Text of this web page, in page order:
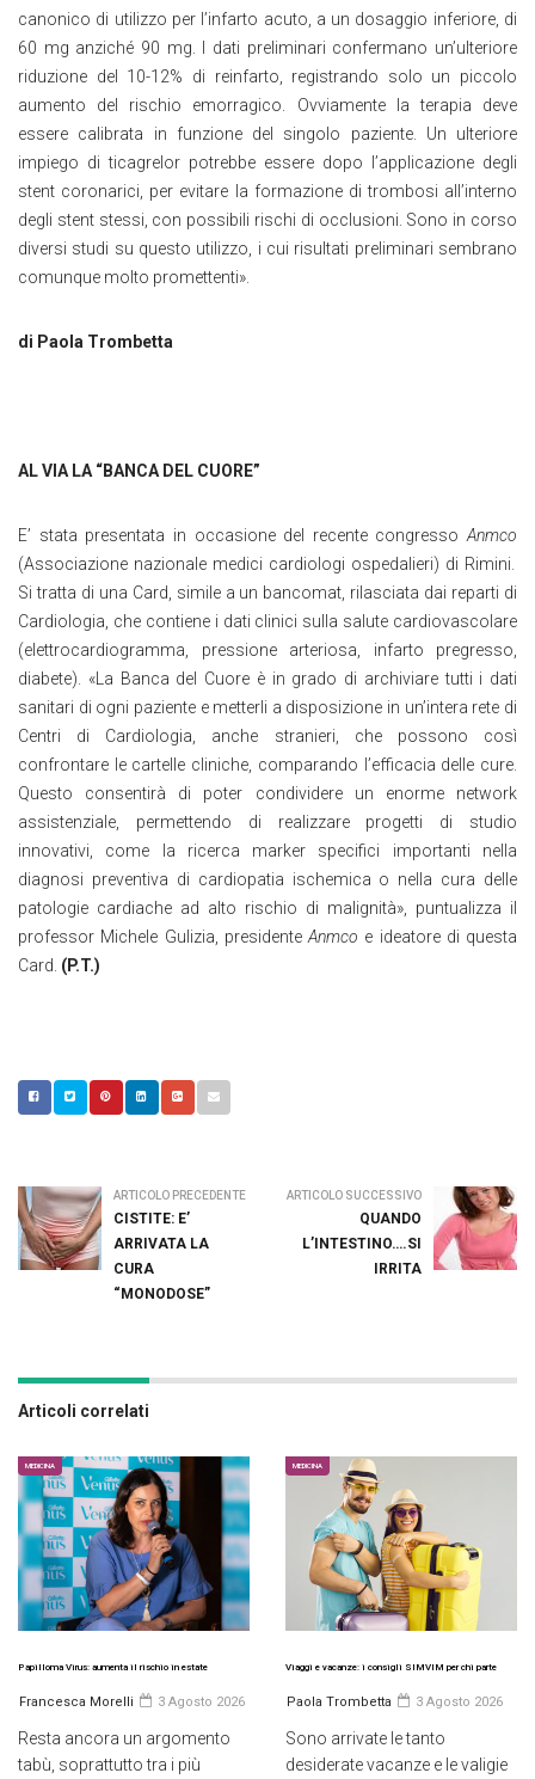
canonico di utilizzo per l’infarto acuto, a un dosaggio inferiore, di
60 mg anziché 90 mg. I dati preliminari confermano un’ulteriore
riduzione del 10-12% di reinfarto, registrando solo un piccolo
aumento del rischio emorragico. Ovviamente la terapia deve
essere calibrata in funzione del singolo paziente. Un ulteriore
impiego di ticagrelor potrebbe essere dopo l’applicazione degli
stent coronarici, per evitare la formazione di trombosi all’interno
degli stent stessi, con possibili rischi di occlusioni. Sono in corso
diversi studi su questo utilizzo, i cui risultati preliminari sembrano
comunque molto promettenti».
di Paola Trombetta
AL VIA LA “BANCA DEL CUORE”
E’ stata presentata in occasione del recente congresso Anmco
(Associazione nazionale medici cardiologi ospedalieri) di Rimini.
Si tratta di una Card, simile a un bancomat, rilasciata dai reparti di
Cardiologia, che contiene i dati clinici sulla salute cardiovascolare
(elettrocardiogramma, pressione arteriosa, infarto pregresso,
diabete). «La Banca del Cuore è in grado di archiviare tutti i dati
sanitari di ogni paziente e metterli a disposizione in un’intera rete di
Centri di Cardiologia, anche stranieri, che possono così
confrontare le cartelle cliniche, comparando l’efficacia delle cure.
Questo consentirà di poter condividere un enorme network
assistenziale, permettendo di realizzare progetti di studio
innovativi, come la ricerca marker specifici importanti nella
diagnosi preventiva di cardiopatia ischemica o nella cura delle
patologie cardiache ad alto rischio di malignità», puntualizza il
professor Michele Gulizia, presidente Anmco e ideatore di questa
Card. (P.T.)
ARTICOLO PRECEDENTE
CISTITE: E’
ARRIVATA LA
CURA
“MONODOSE”
ARTICOLO SUCCESSIVO
QUANDO
L’INTESTINO….SI
IRRITA
Articoli correlati
MEDICINA
Papilloma Virus: aumenta il rischio in estate
Francesca Morelli 3 Agosto 2026
Resta ancora un argomento
tabù, soprattutto tra i più
MEDICINA
Viaggi e vacanze: i consigli SIMVIM per chi parte
Paola Trombetta 3 Agosto 2026
Sono arrivate le tanto
desiderate vacanze e le valigie